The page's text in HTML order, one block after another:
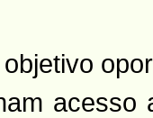
acesso